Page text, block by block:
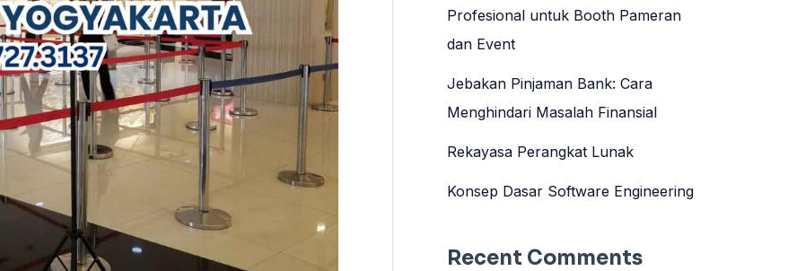
Profesional untuk Booth Pameran
dan Event
Jebakan Pinjaman Bank: Cara
Menghindari Masalah Finansial
Rekayasa Perangkat Lunak
Konsep Dasar Software Engineering
Recent Comments